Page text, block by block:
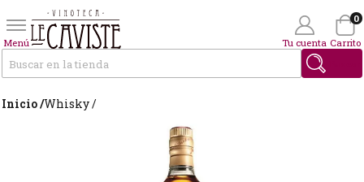
Menú Tu cuenta Carrito
0
Inicio /Whisky /